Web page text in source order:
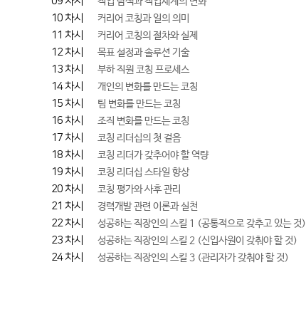
10 차시 커리어 코칭과 일의 의미
11 차시 커리어 코칭의 절차와 실제
12 차시 목표 설정과 솔루션 기술
13 차시 부하 직원 코칭 프로세스
14 차시 개인의 변화를 만드는 코칭
15 차시 팀 변화를 만드는 코칭
16 차시 조직 변화를 만드는 코칭
17 차시 코칭 리더십의 첫 걸음
18 차시 코칭 리더가 갖추어야 할 역량
19 차시 코칭 리더십 스타일 향상
20 차시 코칭 평가와 사후 관리
21 차시 경력개발 관련 이론과 실천
22 차시 성공하는 직장인의 스킬 1 (공통적으로 갖추고 있는 것)
23 차시 성공하는 직장인의 스킬 2 (신입사원이 갖춰야 할 것)
24 차시 성공하는 직장인의 스킬 3 (관리자가 갖춰야 할 것)